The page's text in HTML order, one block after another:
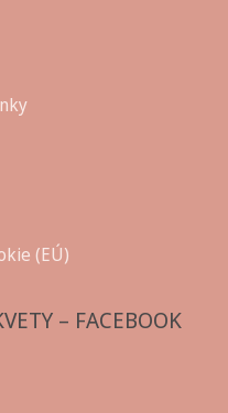
(EÚ)
– FACEBOOK